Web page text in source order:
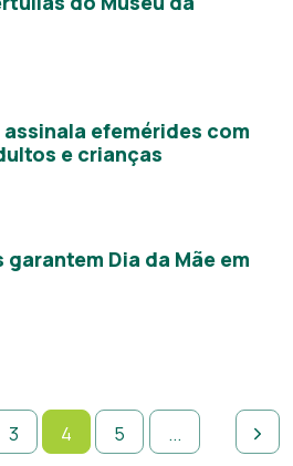
assinala efemérides com
e crianças
Dia da Mãe em
3 4 5 ...